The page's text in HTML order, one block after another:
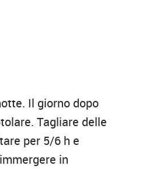
Il giorno dopo
Tagliare delle
per 5/6 h e
in